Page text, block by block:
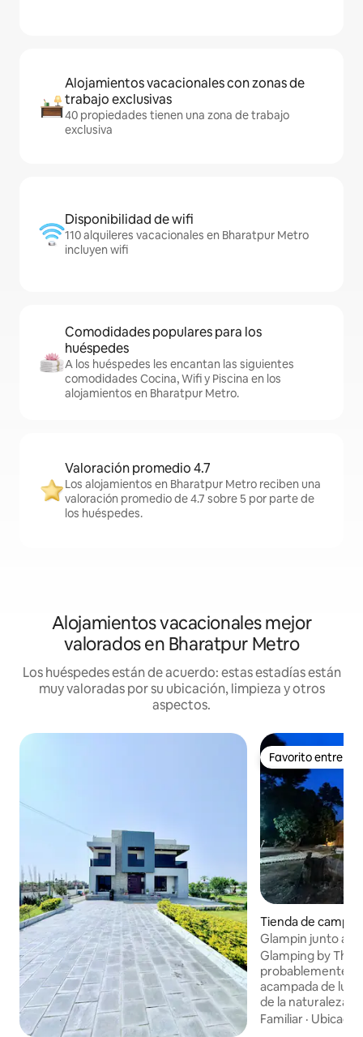
Alojamientos vacacionales con zonas de
trabajo exclusivas
40 propiedades tienen una zona de trabajo
exclusiva
Disponibilidad de wifi
110 alquileres vacacionales en Bharatpur Metro
incluyen wifi
Comodidades populares para los
huéspedes
A los huéspedes les encantan las siguientes
comodidades Cocina, Wifi y Piscina en los
alojamientos en Bharatpur Metro.
Valoración promedio 4.7
Los alojamientos en Bharatpur Metro reciben una
valoración promedio de 4.7 sobre 5 por parte de
los huéspedes.
Alojamientos vacacionales mejor
valorados en Bharatpur Metro
Los huéspedes están de acuerdo: estas estadías están
muy valoradas por su ubicación, limpieza y otros
aspectos.
Favorito entre
Favorito entre
Tienda de campo
r
Glampin junto a
Glamping by
probablemente
acampada de lujo
de la naturaleza
los alojamientos
Familiar ·